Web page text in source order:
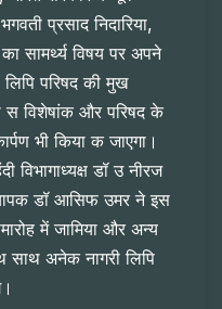
प्रसाद निदारिया,
सामर्थ्य विषय पर अपने
परिषद की मुख
स विशेषांक और परिषद के
भी किया क जाएगा।
विभागाध्यक्ष डॉ उ नीरज
डॉ आसिफ उमर ने इस
में जामिया और अन्य
साथ अनेक नागरी लिपि